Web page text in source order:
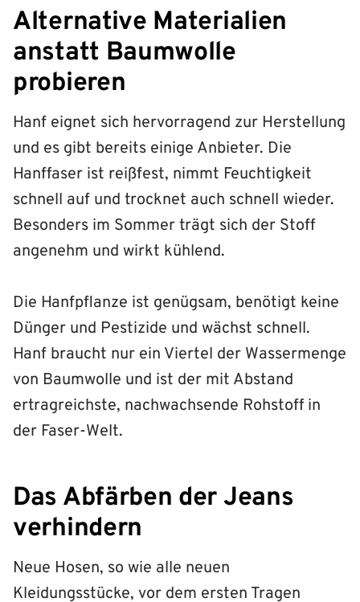
Alternative Materialien
anstatt Baumwolle
probieren
Hanf eignet sich hervorragend zur Herstellung
und es gibt bereits einige Anbieter. Die
Hanffaser ist reißfest, nimmt Feuchtigkeit
schnell auf und trocknet auch schnell wieder.
Besonders im Sommer trägt sich der Stoff
angenehm und wirkt kühlend.
Die Hanfpflanze ist genügsam, benötigt keine
Dünger und Pestizide und wächst schnell.
Hanf braucht nur ein Viertel der Wassermenge
von Baumwolle und ist der mit Abstand
ertragreichste, nachwachsende Rohstoff in
der Faser-Welt.
Das Abfärben der Jeans
verhindern
Neue Hosen, so wie alle neuen
Kleidungsstücke, vor dem ersten Tragen